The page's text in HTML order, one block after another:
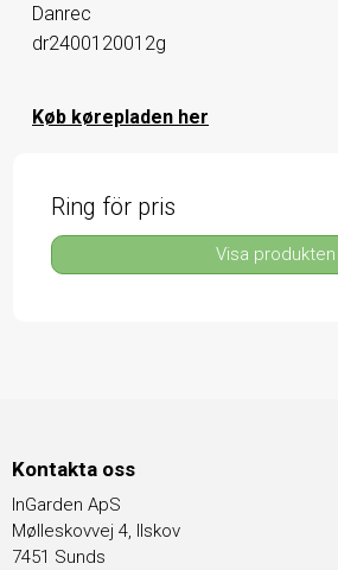
Danrec
dr2400120012g
Køb kørepladen her
Ring för pris
Visa produkten
Kontakta oss
InGarden ApS
Mølleskovvej 4, Ilskov
7451 Sunds